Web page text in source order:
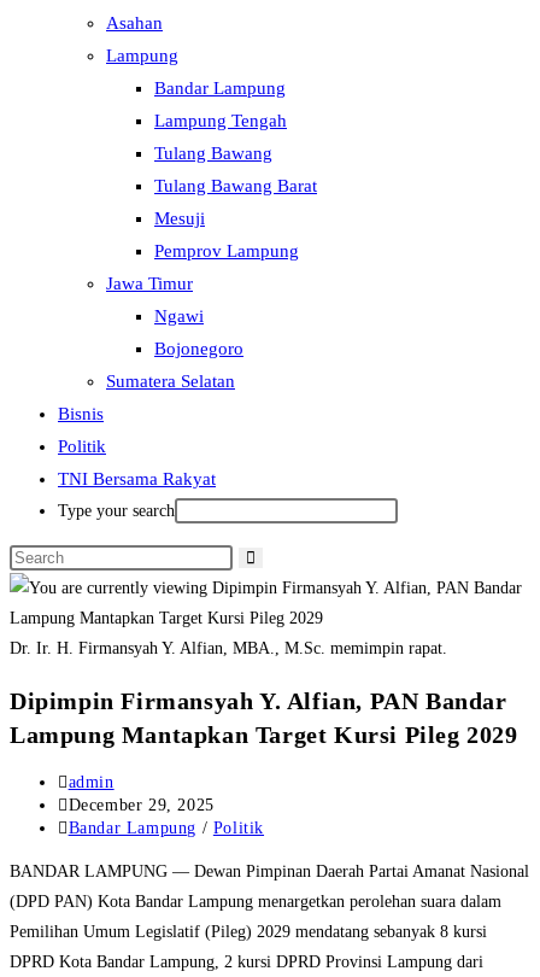
Asahan
Lampung
Bandar Lampung
Lampung Tengah
Tulang Bawang
Tulang Bawang Barat
Mesuji
Pemprov Lampung
Jawa Timur
Ngawi
Bojonegoro
Sumatera Selatan
Bisnis
Politik
TNI Bersama Rakyat
Type your search
Dr. Ir. H. Firmansyah Y. Alfian, MBA., M.Sc. memimpin rapat.
Dipimpin Firmansyah Y. Alfian, PAN Bandar
Lampung Mantapkan Target Kursi Pileg 2029
Post
author:
admin
Post
published:
December 29, 2025
Post
Bandar Lampung / Politik
BANDAR LAMPUNG — Dewan Pimpinan Daerah Partai Amanat Nasional
(DPD PAN) Kota Bandar Lampung menargetkan perolehan suara dalam
Pemilihan Umum Legislatif (Pileg) 2029 mendatang sebanyak 8 kursi
DPRD Kota Bandar Lampung, 2 kursi DPRD Provinsi Lampung dari